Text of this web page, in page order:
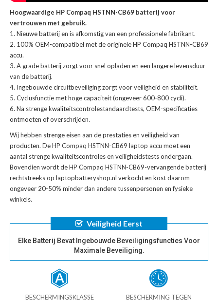
Hoogwaardige HP Compaq HSTNN-CB69 batterij voor
vertrouwen met gebruik.
Nieuwe batterij en is afkomstig van een professionele fabrikant.
100% OEM-compatibel met deoriginele HP Compaq HSTNN-CB69
accu.
A grade batterij zorgt voor snel opladen en een langere levensduur
van de batterij.
Ingebouwde circuitbeveiliging zorgt voor veiligheid en stabiliteit.
Cyclusfunctie met hoge capaciteit (ongeveer 600-800 cycli).
Na strenge kwaliteitscontrolestandaardtests, OEM-specificaties
ontmoeten of overschrijden.
Wij hebben strenge eisen aan de prestaties en veiligheid van
producten. DeHP Compaq HSTNN-CB69 laptop accu moet een
aantal strenge kwaliteitscontroles en veiligheidstests ondergaan.
Bovendien wordt deHP Compaq HSTNN-CB69-vervangende batterij
rechtstreeks op laptopbatteryshop.nl verkocht en kost daarom
ongeveer 20-50% minder dan andere tussenpersonen en fysieke
winkels.
Veiligheid Eerst
Elke Batterij Bevat Ingebouwde Beveiligingsfuncties Voor
Maximale Beveiliging.
BESCHERMINGSKLASSE
BESCHERMING TEGEN